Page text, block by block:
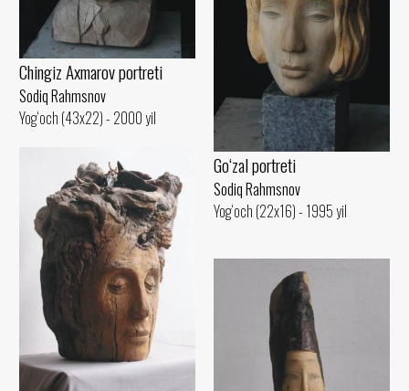
Chingiz Axmarov portreti
Sodiq Rahmsnov
Yog‘och (43x22) - 2000 yil
Go‘zal portreti
Sodiq Rahmsnov
Yog‘och (22x16) - 1995 yil